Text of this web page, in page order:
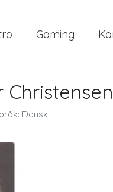
Gaming
Dansk